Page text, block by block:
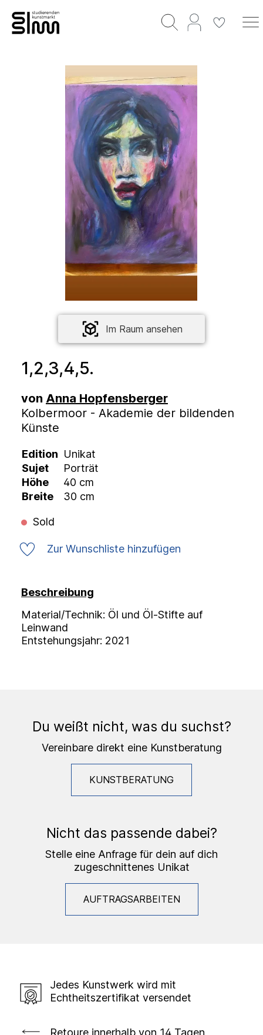
Im Raum ansehen
1,2,3,4,5.
von Anna Hopfensberger
Kolbermoor - Akademie der bildenden
Künste
Edition Unikat
Sujet
Porträt
Höhe
40 cm
Breite
30 cm
Sold
Zur Wunschliste hinzufügen
Beschreibung
Material/Technik: Öl und Öl-Stifte auf
Leinwand
Entstehungsjahr: 2021
Du weißt nicht, was du suchst?
Vereinbare direkt eine Kunstberatung
KUNSTBERATUNG
Nicht das passende dabei?
Stelle eine Anfrage für dein auf dich
zugeschnittenes Unikat
AUFTRAGSARBEITEN
Jedes Kunstwerk wird mit
Echtheitszertifikat versendet
Retoure innerhalb von 14 Tagen